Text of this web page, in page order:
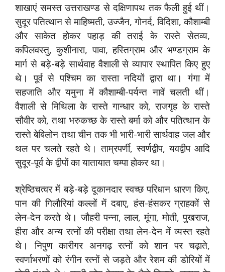
शाखाएं समस्त उत्तराखण्ड से दक्षिणापथ तक फैली हुई थीं।
सुदूर पतित्थान से माहिष्मती, उज्जैन, गोनर्द, विदिशा, कौशाम्बी
और साकेत होकर पहाड़ की तराई के रास्ते सेतव्य,
कपिलवस्तु, कुशीनारा, पावा, हस्तिग्राम और भण्डग्राम के
मार्ग से बड़े-बड़े सार्थवाह वैशाली से व्यापार स्थापित किए हुए
थे। पूर्व से पश्चिम का रास्ता नदियों द्वारा था। गंगा में
सहजाति और यमुना में कौशाम्बी-पर्यन्त नावें चलती थीं।
वैशाली से मिथिला के रास्ते गान्धार को, राजगृह के रास्ते
सौवीर को, तथा भरुकच्छ के रास्ते बर्मा को और पतित्थान के
रास्ते बेबिलोन तथा चीन तक भी भारी-भारी सार्थवाह जल और
थल पर चलते रहते थे। ताम्रपर्णी, स्वर्णद्वीप, यवद्वीप आदि
सुदूर-पूर्व के द्वीपों का यातायात चम्पा होकर था।
श्रेष्ठिचत्वर में बड़े-बड़े दूकानदार स्वच्छ परिधान धारण किए,
पान की गिलौरियां कल्लों में दबाए, हंस-हंसकर ग्राहकों से
लेन-देन करते थे। जौहरी पन्ना, लाल, मूंगा, मोती, पुखराज,
हीरा और अन्य रत्नों की परीक्षा तथा लेन-देन में व्यस्त रहते
थे। निपुण कारीगर अनगढ़ रत्नों को शान पर चढ़ाते,
स्वर्णाभरणों को रंगीन रत्नों से जड़ते और रेशम की डोरियों में